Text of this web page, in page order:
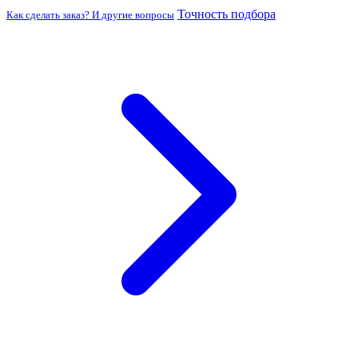
Как сделать заказ? И другие вопросы Точность подбора